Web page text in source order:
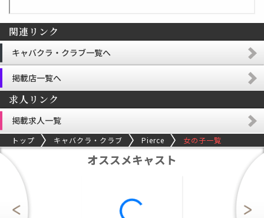
関連リンク
キャバクラ・クラブ一覧へ
掲載店一覧へ
求人リンク
掲載求人一覧
トップ キャバクラ・クラブ Pierce 女の子一覧
オススメキャスト